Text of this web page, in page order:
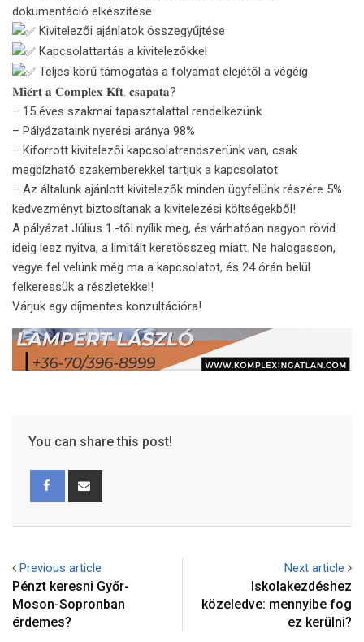
dokumentáció elkészítése
Kivitelezői ajánlatok összegyűjtése
Kapcsolattartás a kivitelezőkkel
Teljes körű támogatás a folyamat elejétől a végéig
𝐌𝐢𝐞́𝐫𝐭 𝐚 𝐂𝐨𝐦𝐩𝐥𝐞𝐱 𝐊𝐟𝐭. 𝐜𝐬𝐚𝐩𝐚𝐭𝐚?
– 15 éves szakmai tapasztalattal rendelkezünk
– Pályázataink nyerési aránya 98%
– Kiforrott kivitelezői kapcsolatrendszerünk van, csak
megbízható szakemberekkel tartjuk a kapcsolatot
– Az általunk ajánlott kivitelezők minden ügyfelünk részére 5%
kedvezményt biztosítanak a kivitelezési költségekből!
A pályázat Július 1.-től nyílik meg, és várhatóan nagyon rövid
ideig lesz nyitva, a limitált keretösszeg miatt. Ne halogasson,
vegye fel velünk még ma a kapcsolatot, és 24 órán belül
felkeressük a részletekkel!
Várjuk egy díjmentes konzultációra!
You can share this post!
Previous article
Pénzt keresni Győr-
Moson-Sopronban
érdemes?
Next article
Iskolakezdéshez
közeledve: mennyibe fog
ez kerülni?